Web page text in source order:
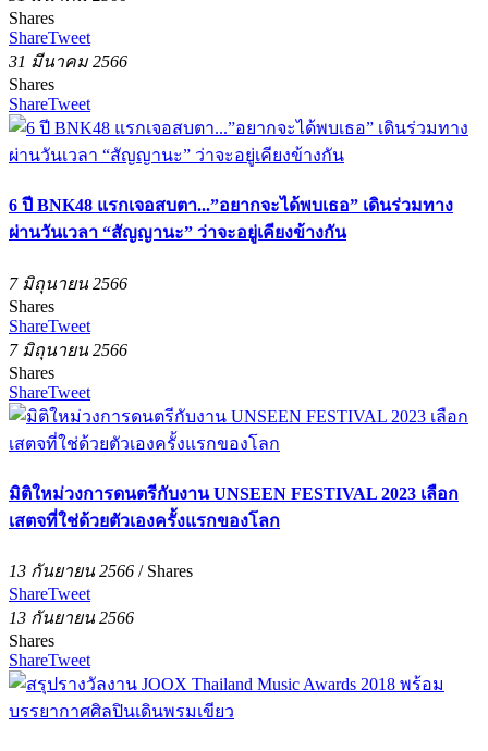
Shares
ShareTweet
31 มีนาคม 2566
Shares
ShareTweet
6 ปี BNK48 แรกเจอสบตา...”อยากจะได้พบเธอ” เดินร่วมทาง
ผ่านวันเวลา “สัญญานะ” ว่าจะอยู่เคียงข้างกัน
7 มิถุนายน 2566
Shares
ShareTweet
7 มิถุนายน 2566
Shares
ShareTweet
มิติใหม่วงการดนตรีกับงาน UNSEEN FESTIVAL 2023 เลือก
เสตจที่ใช่ด้วยตัวเองครั้งแรกของโลก
13 กันยายน 2566 / Shares
ShareTweet
13 กันยายน 2566
Shares
ShareTweet